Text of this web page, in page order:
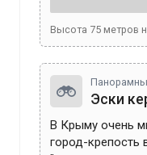
Высота 75 метров
Эски
В Крыму очень
город-крепость